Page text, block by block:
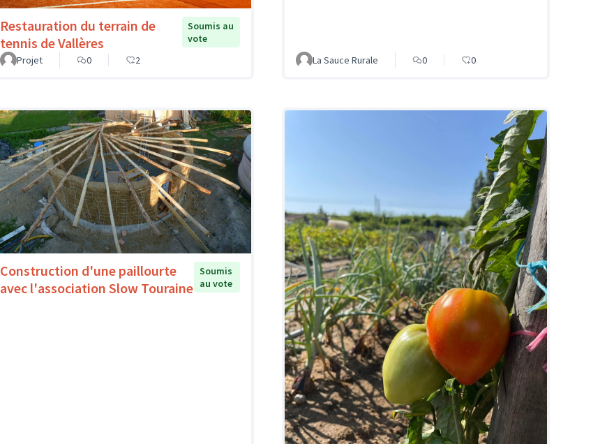
Restauration du terrain de
tennis de Vallères
Soumis au
vote
Projet
0 2 La Sauce Rurale 0 0
Construction d'une paillourte
avec l'association Slow Touraine
Soumis
au vote